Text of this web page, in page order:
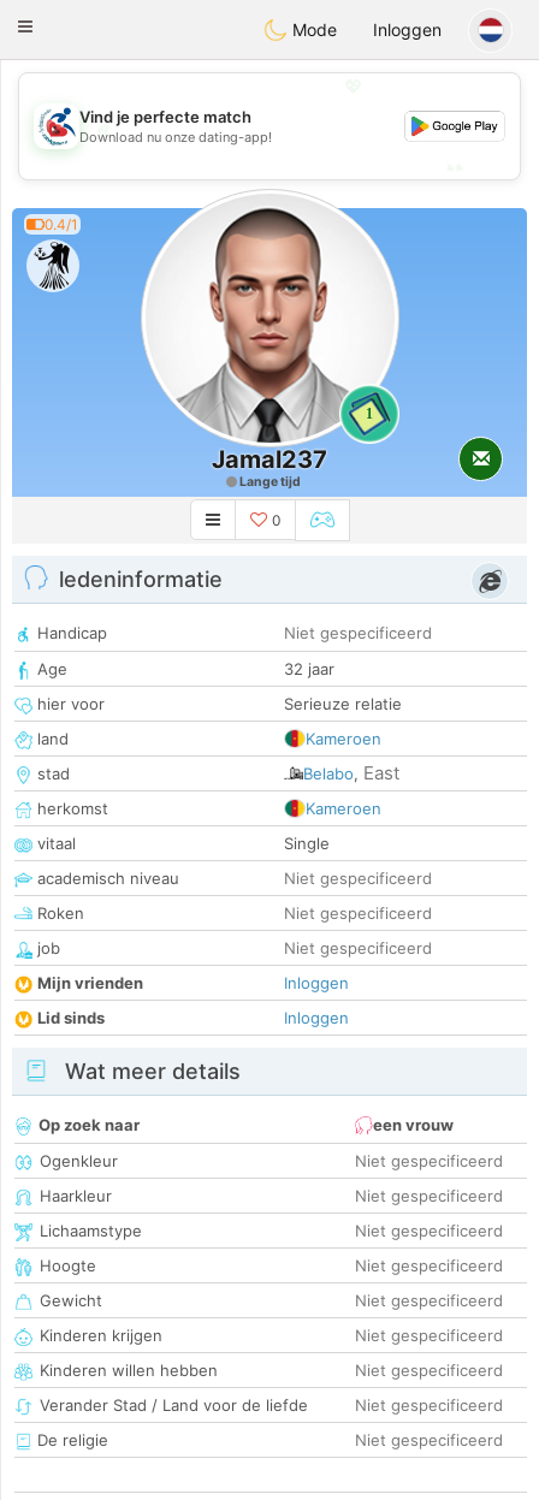
Handi Space
Toggle
Mode Inloggen
💖
💕
Vind je perfecte match
Download nu onze dating-app!
0.4/1
1
Jamal237
Lange tijd
0
ledeninformatie
Handicap
Niet gespecificeerd
Age
32 jaar
hier voor
Serieuze relatie
land
Kameroen
stad
Belabo, East
herkomst
Kameroen
vitaal
Single
academisch niveau
Niet gespecificeerd
Roken
Niet gespecificeerd
job
Niet gespecificeerd
Mijn vrienden
Inloggen
Lid sinds
Inloggen
Wat meer details
Op zoek naar
een vrouw
Ogenkleur
Niet gespecificeerd
Haarkleur
Niet gespecificeerd
Lichaamstype
Niet gespecificeerd
Hoogte
Niet gespecificeerd
Gewicht
Niet gespecificeerd
Kinderen krijgen
Niet gespecificeerd
Kinderen willen hebben
Niet gespecificeerd
Verander Stad / Land voor de liefde
Niet gespecificeerd
De religie
Niet gespecificeerd